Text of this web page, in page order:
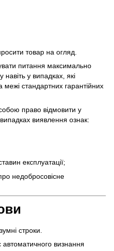
товар на огляд.
питання максимально
навіть у випадках, які
стандартних гарантійних
право відмовити у
виявлення ознак:
експлуатації;
недобросовісне
строки.
визнання